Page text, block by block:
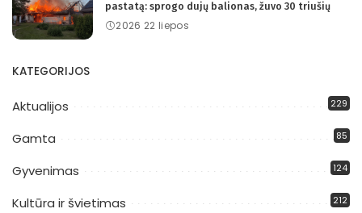
pastatą: sprogo dujų balionas, žuvo 30 triušių
2026 22 liepos
KATEGORIJOS
Aktualijos 229
Gamta 85
Gyvenimas 124
Kultūra ir švietimas 212